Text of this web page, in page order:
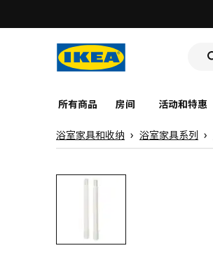
所有商品 房间 活动和特惠
浴室家具和收纳 浴室家具系列